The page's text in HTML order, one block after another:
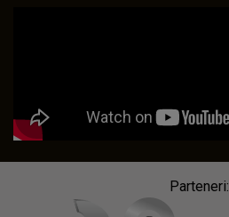
Parteneri: